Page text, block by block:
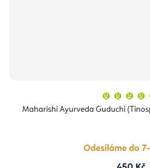
Maharishi Ayurveda Guduchi
Odesíláme do